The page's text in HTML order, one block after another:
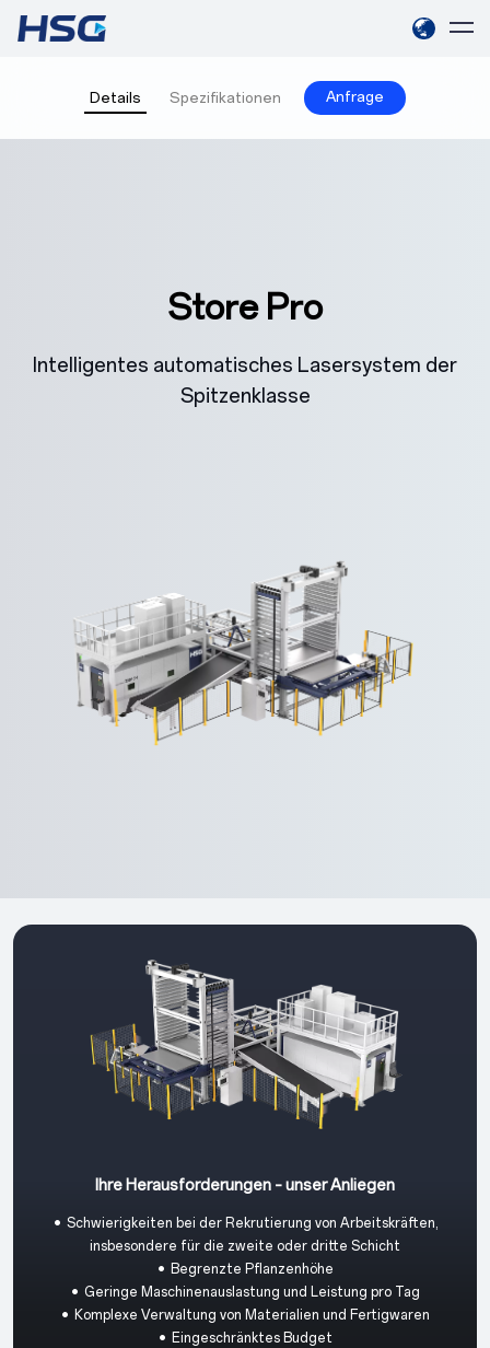
Details Spezifikationen Anfrage
Store Pro
Intelligentes automatisches Lasersystem der
Spitzenklasse
Ihre Herausforderungen – unser Anliegen
• Schwierigkeiten bei der Rekrutierung von Arbeitskräften,
insbesondere für die zweite oder dritte Schicht
• Begrenzte Pflanzenhöhe
• Geringe Maschinenauslastung und Leistung pro Tag
• Komplexe Verwaltung von Materialien und Fertigwaren
• Eingeschränktes Budget